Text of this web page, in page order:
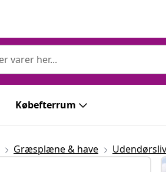
Købefterrum
Græsplæne & have Udendørsliv